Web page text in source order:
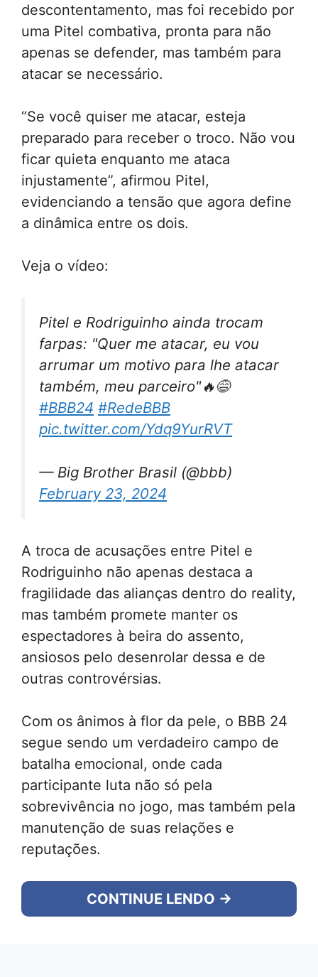
descontentamento, mas foi recebido por
uma Pitel combativa, pronta para não
apenas se defender, mas também para
atacar se necessário.
“Se você quiser me atacar, esteja
preparado para receber o troco. Não vou
ficar quieta enquanto me ataca
injustamente”, afirmou Pitel,
evidenciando a tensão que agora define
a dinâmica entre os dois.
Veja o vídeo:
Pitel e Rodriguinho ainda trocam
farpas: "Quer me atacar, eu vou
arrumar um motivo para lhe atacar
também, meu parceiro"🔥😅
#BBB24 #RedeBBB
pic.twitter.com/Ydq9YurRVT
— Big Brother Brasil (@bbb)
February 23, 2024
A troca de acusações entre Pitel e
Rodriguinho não apenas destaca a
fragilidade das alianças dentro do reality,
mas também promete manter os
espectadores à beira do assento,
ansiosos pelo desenrolar dessa e de
outras controvérsias.
Com os ânimos à flor da pele, o BBB 24
segue sendo um verdadeiro campo de
batalha emocional, onde cada
participante luta não só pela
sobrevivência no jogo, mas também pela
manutenção de suas relações e
reputações.
CONTINUE LENDO →